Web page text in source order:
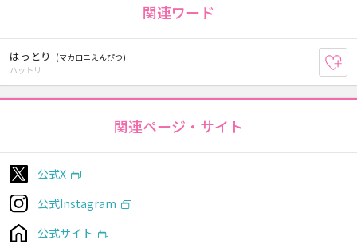
関連ワード
はっとり
(マカロニえんぴつ)
ハットリ
関連ページ・サイト
公式X
公式Instagram
公式サイト